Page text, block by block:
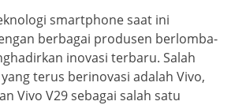
smartphone saat ini
berbagai produsen berlomba-
inovasi terbaru. Salah
terus berinovasi adalah Vivo,
Vivo V29 sebagai salah satu